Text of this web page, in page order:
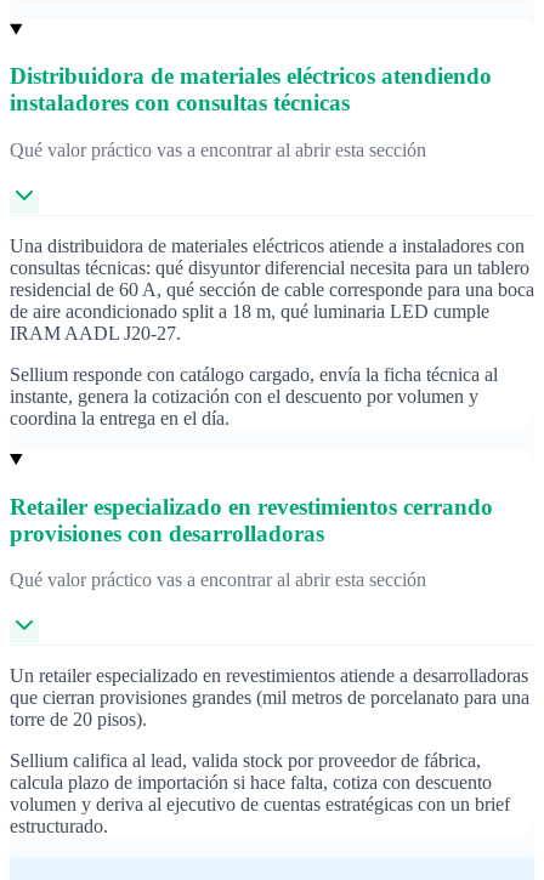
Distribuidora de materiales eléctricos atendiendo
instaladores con consultas técnicas
Qué valor práctico vas a encontrar al abrir esta sección
Una distribuidora de materiales eléctricos atiende a instaladores con
consultas técnicas: qué disyuntor diferencial necesita para un tablero
residencial de 60 A, qué sección de cable corresponde para una boca
de aire acondicionado split a 18 m, qué luminaria LED cumple
IRAM AADL J20-27.
Sellium responde con catálogo cargado, envía la ficha técnica al
instante, genera la cotización con el descuento por volumen y
coordina la entrega en el día.
Retailer especializado en revestimientos cerrando
provisiones con desarrolladoras
Qué valor práctico vas a encontrar al abrir esta sección
Un retailer especializado en revestimientos atiende a desarrolladoras
que cierran provisiones grandes (mil metros de porcelanato para una
torre de 20 pisos).
Sellium califica al lead, valida stock por proveedor de fábrica,
calcula plazo de importación si hace falta, cotiza con descuento
volumen y deriva al ejecutivo de cuentas estratégicas con un brief
estructurado.